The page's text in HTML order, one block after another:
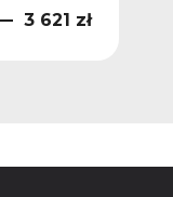
3 621 zł